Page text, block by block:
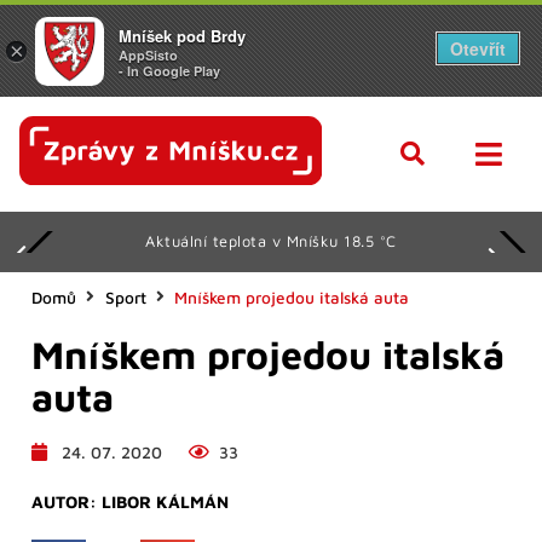
Aktuální teplota v Mníšku 18.5 °C
Domů Sport Mníškem projedou italská auta
Mníškem projedou italská
auta
24. 07. 2020 33
AUTOR: LIBOR KÁLMÁN
×
Mníšek pod Brdy
AppSisto
- In Google Play
Otevřít